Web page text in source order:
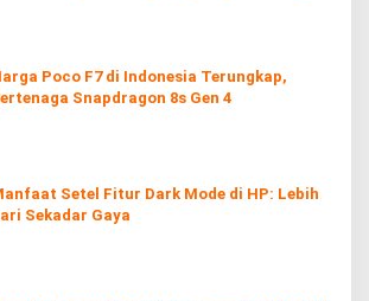
Poco F7 di Indonesia Terungkap,
Snapdragon 8s Gen 4
Setel Fitur Dark Mode di HP: Lebih
Sekadar Gaya